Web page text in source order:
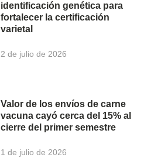
identificación genética para
fortalecer la certificación
varietal
2 de julio de 2026
Valor de los envíos de carne
vacuna cayó cerca del 15% al
cierre del primer semestre
1 de julio de 2026